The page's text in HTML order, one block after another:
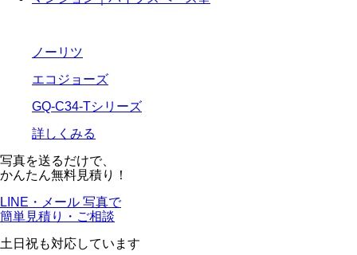
ノーリツ
エコジョーズ
GQ-C34-Tシリーズ
詳しくみる
写真を送るだけで、
かんたん無料見積り！
LINE・メール 写真で
簡単見積り・ご相談
土日祝も対応しています